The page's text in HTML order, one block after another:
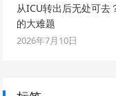
从ICU转出后无处可去
的大难题
2026年7月10日